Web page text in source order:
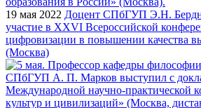
19 мая 2022 Доцент СПбГУП Э.Н.
участие в ХХVI Всероссийской
цифровизации в повышении качества
(Москва)